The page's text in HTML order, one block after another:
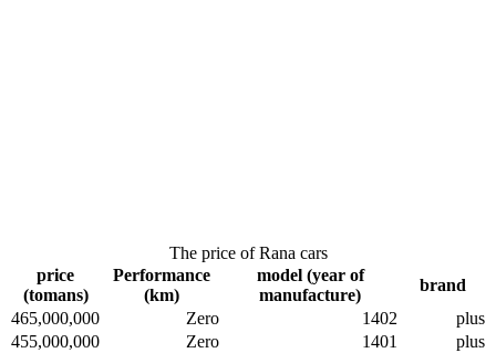
The price of Rana cars
brand
model (year of
manufacture)
Performance
(km)
price
(tomans)
plus
1402
Zero
465,000,000
plus
1401
Zero
455,000,000